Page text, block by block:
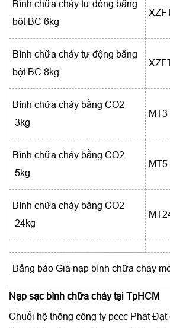
Bình chữa cháy tự động bằng
bột BC 6kg
Bình chữa cháy tự động bằng
bột BC 8kg
Bình chữa cháy bằng CO2
3kg
MT3
Bình chữa cháy bằng CO2
5kg
MT5
Bình chữa cháy bằng CO2
24kg
Bảng báo Giá nạp bình chữa cháy
Nạp sạc bình chữa cháy tại TpHCM
Chuỗi hệ thống công ty pccc Phát Đạt